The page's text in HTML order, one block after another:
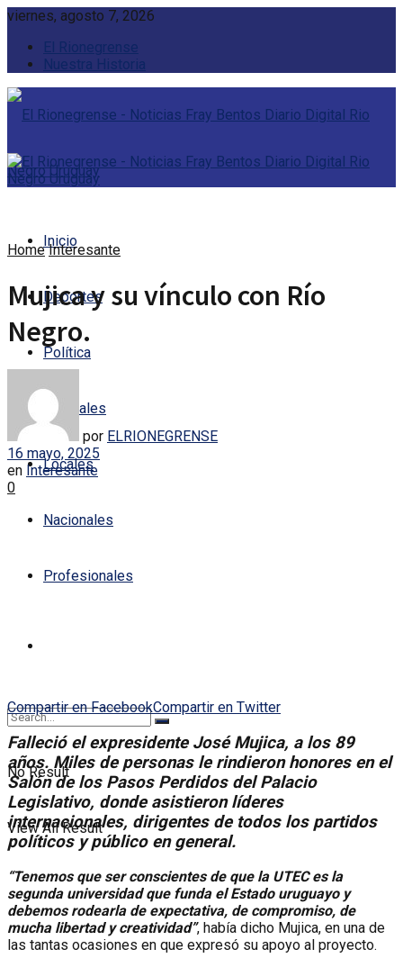
viernes, agosto 7, 2026
El Rionegrense
Nuestra Historia
Inicio
Deportes
Política
Policiales
Locales
Nacionales
Profesionales
No Result
View All Result
Home Interesante
Mujica y su vínculo con Río
Negro.
por ELRIONEGRENSE
16 mayo, 2025
en Interesante
0
Compartir en FacebookCompartir en Twitter
Falleció el expresidente José Mujica, a los 89
años. Miles de personas le rindieron honores en el
Salón de los Pasos Perdidos del Palacio
Legislativo, donde asistieron líderes
internacionales, dirigentes de todos los partidos
políticos y público en general.
“Tenemos que ser conscientes de que la UTEC es la
segunda universidad que funda el Estado uruguayo y
debemos rodearla de expectativa, de compromiso, de
mucha libertad y creatividad”, había dicho Mujica, en una de
las tantas ocasiones en que expresó su apoyo al proyecto.